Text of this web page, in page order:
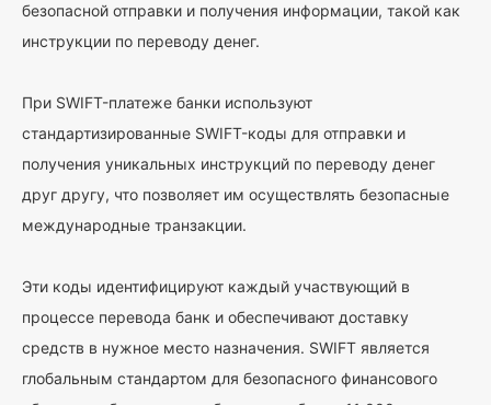
безопасной отправки и получения информации, такой как
инструкции по переводу денег.
При SWIFT-платеже банки используют
стандартизированные SWIFT-коды для отправки и
получения уникальных инструкций по переводу денег
друг другу, что позволяет им осуществлять безопасные
международные транзакции.
Эти коды идентифицируют каждый участвующий в
процессе перевода банк и обеспечивают доставку
средств в нужное место назначения. SWIFT является
глобальным стандартом для безопасного финансового